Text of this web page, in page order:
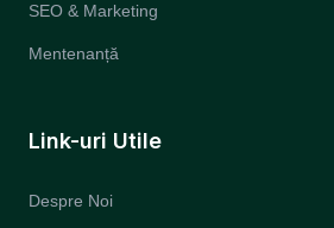
SEO & Marketing
Mentenanță
Link-uri Utile
Despre Noi